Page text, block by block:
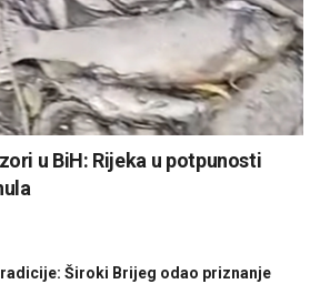
u BiH: Rijeka u potpunosti
Široki Brijeg odao priznanje